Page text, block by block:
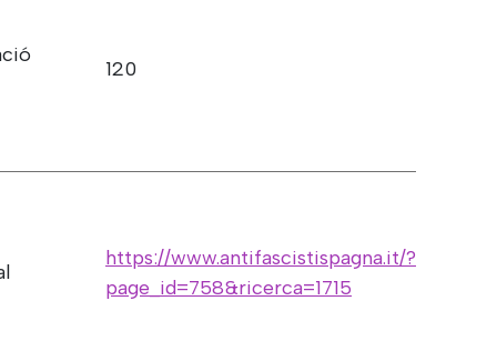
120
https://www.antifascistispagna.it/?
page_id=758&ricerca=1715